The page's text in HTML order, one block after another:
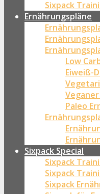
Sixpack
Ernährungspläne
Low
Eiweiß-
Paleo
Sixpack Special
Sixpack
Sixpack
Sixpack